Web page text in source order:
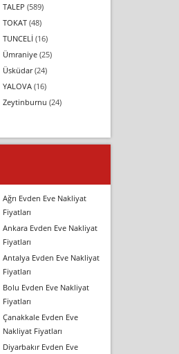
TALEP (589)
TOKAT(48)
TUNCELİ (16)
Ümraniye(25)
Üsküdar(24)
YALOVA(16)
Zeytinburnu (24)
Ağrı Evden Eve Nakliyat
Fiyatları
Ankara Evden Eve Nakliyat
Fiyatları
Antalya Evden Eve Nakliyat
Fiyatları
Bolu Evden Eve Nakliyat
Fiyatları
Çanakkale Evden Eve
Nakliyat Fiyatları
Diyarbakır Evden Eve